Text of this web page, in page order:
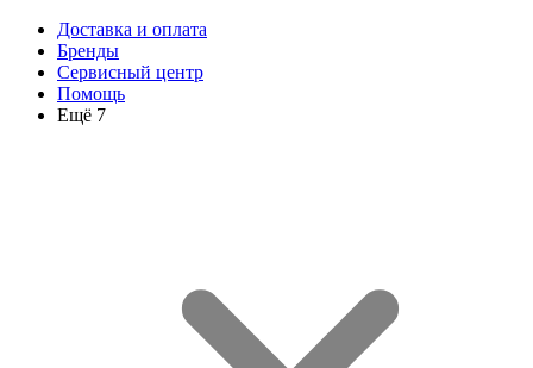
Доставка и оплата
Бренды
Сервисный центр
Помощь
Ещё 7